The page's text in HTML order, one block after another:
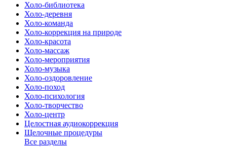
Холо-библиотека
Холо-деревня
Холо-команда
Холо-коррекция на природе
Холо-красота
Холо-массаж
Холо-мероприятия
Холо-музыка
Холо-оздоровление
Холо-поход
Холо-психология
Холо-творчество
Холо-центр
Целостная аудиокоррекция
Щелочные процедуры
Все разделы